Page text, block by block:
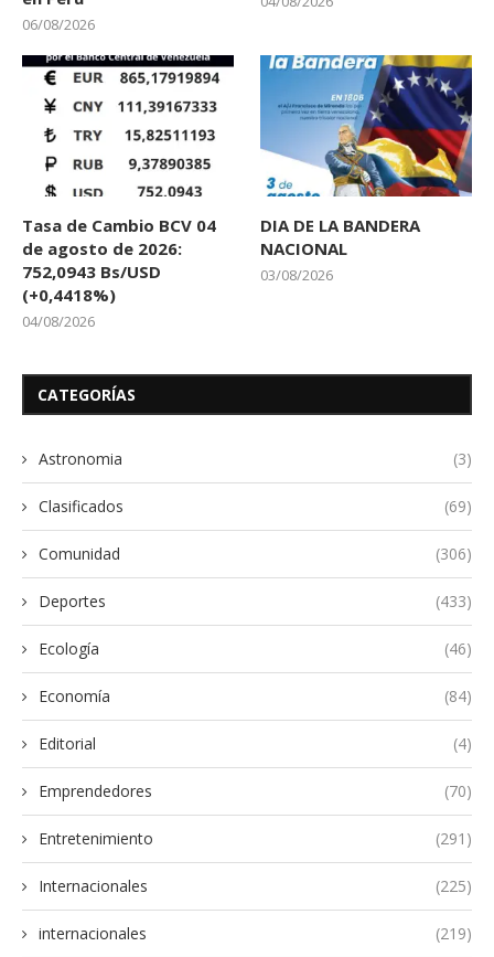
06/08/2026
Tasa de Cambio BCV 04
de agosto de 2026:
752,0943 Bs/USD
(+0,4418%)
04/08/2026
DIA DE LA BANDERA
NACIONAL
03/08/2026
CATEGORÍAS
Astronomia (3)
Clasificados (69)
Comunidad (306)
Deportes (433)
Ecología (46)
Economía (84)
Editorial (4)
Emprendedores (70)
Entretenimiento (291)
Internacionales (225)
internacionales (219)